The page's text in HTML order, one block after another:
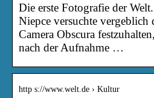
Die erste Fotografie der
Niepce versuchte vergeblich
Camera Obscura
nach der Aufnahme …
http s://www.welt.de › Kultur